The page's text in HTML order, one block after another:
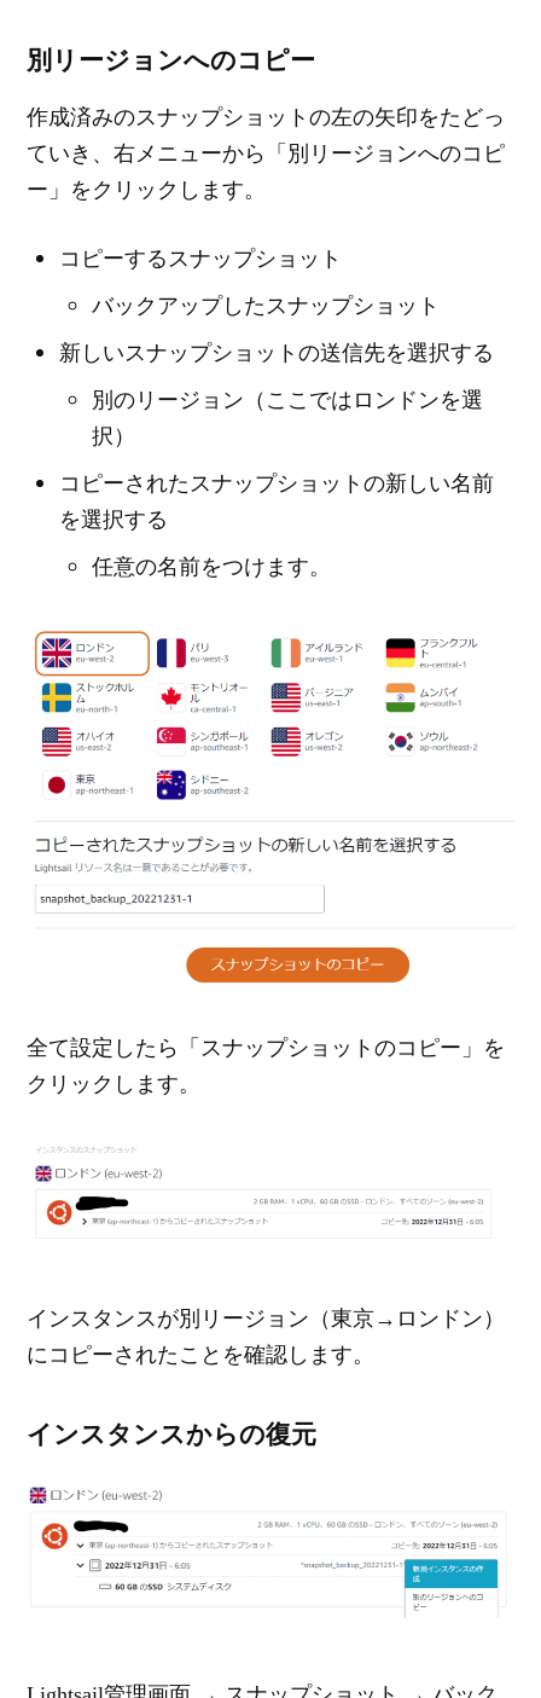
別リージョンへのコピー
作成済みのスナップショットの左の矢印をたどっ
ていき、右メニューから「別リージョンへのコピ
ー」をクリックします。
コピーするスナップショット
バックアップしたスナップショット
新しいスナップショットの送信先を選択する
別のリージョン（ここではロンドンを選
択）
コピーされたスナップショットの新しい名前
を選択する
任意の名前をつけます。
全て設定したら「スナップショットのコピー」を
クリックします。
インスタンスが別リージョン（東京→ロンドン）
にコピーされたことを確認します。
インスタンスからの復元